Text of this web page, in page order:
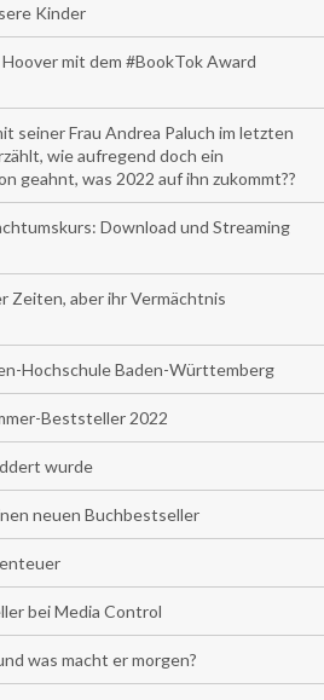
Kinder
mit dem #BookTok Award
seiner Frau Andrea Paluch im letzten
wie aufregend doch ein
geahnt, was 2022 auf ihn zukommt??
Download und Streaming
Zeiten, aber ihr Vermächtnis
Hochschule Baden-Württemberg
Beststeller 2022
wurde
neuen Buchbestseller
bei Media Control
was macht er morgen?